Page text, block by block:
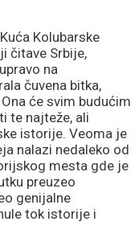
Kolubarske
čitave Srbije,
na
čuvena bitka,
će svim budućim
te najteže, ali
istorije. Veoma je
nalazi nedaleko od
mesta gde je
preuzeo
genijalne
tok istorije i